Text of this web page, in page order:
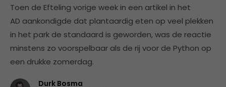
Toen de Efteling vorige week in een artikel in het
AD aankondigde dat plantaardig eten op veel plekken
in het park de standaard is geworden, was de reactie
minstens zo voorspelbaar als de rij voor de Python op
een drukke zomerdag.
Durk Bosma